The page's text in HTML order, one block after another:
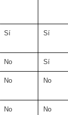
Sí Sí
No Sí
No No
No No